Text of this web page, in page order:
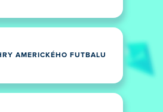
AMERICKÉHO FUTBALU